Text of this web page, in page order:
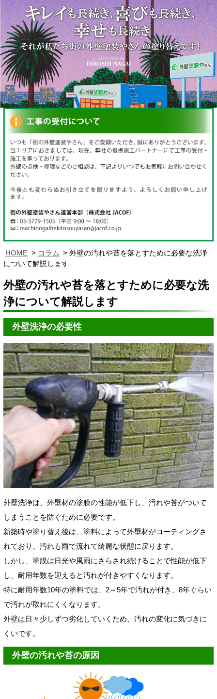
HOME コラム
外壁の汚れや苔を落とすために必要な洗浄
について解説します
外壁の汚れや苔を落とすために必要な洗
浄について解説します
外壁洗浄の必要性
外壁洗浄は、外壁材の塗膜の性能が低下し、汚れや苔がついて
しまうことを防ぐために必要です。
新築時や塗り替え後は、塗料によって外壁材がコーティングさ
れており、汚れも雨で流れて綺麗な状態に戻ります。
しかし、塗膜は日光や風雨にさらされ続けることで性能が低下
し、耐用年数を迎えると汚れが付きやすくなります。
特に耐用年数10年の塗料では、2～5年で汚れが付き、8年ぐらい
で汚れが取れにくくなります。
外壁は日々少しずつ劣化していくため、汚れの変化に気づきに
くいです。
外壁の汚れや苔の原因